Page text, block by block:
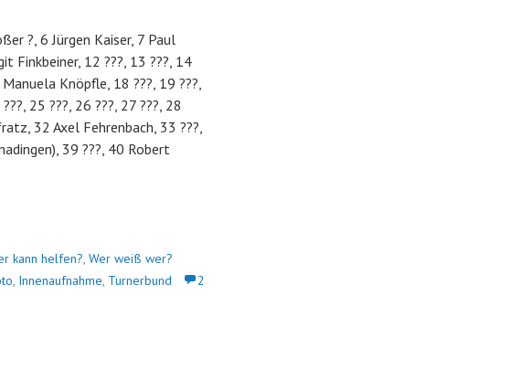
?, 6 Jürgen Kaiser, 7 Paul
Finkbeiner, 12 ???, 13 ???, 14
Knöpfle, 18 ???, 19 ???,
25 ???, 26 ???, 27 ???, 28
32 Axel Fehrenbach, 33 ???,
39 ???, 40 Robert
kann helfen?, Wer weiß wer?
, Innenaufnahme, Turnerbund
2